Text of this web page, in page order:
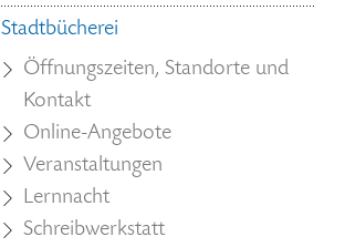
Stadtbücherei
Öffnungszeiten, Standorte und
Kontakt
Online-Angebote
Veranstaltungen
Lernnacht
Schreibwerkstatt